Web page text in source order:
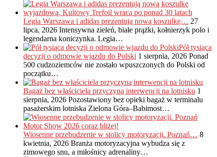
Legia Warszawa i adidas prezentują nową koszulkę… 27
lipca, 2026 Intensywna zieleń, białe prążki, kołnierzyk polo i
legendarna koniczynka. Legia…
Pół tysiąca
decyzji o odmowie wjazdu do Polski 1 sierpnia, 2026 Ponad
500 cudzoziemców nie zostało wpuszczonych do Polski od
początku…
Bagaż bez właściciela przyczyną interwencji na lotnisku 1
sierpnia, 2026 Pozostawiony bez opieki bagaż w terminalu
pasażerskim lotniska Zielona Góra–Babimost…
Wiosenne przebudzenie w stolicy motoryzacji. Poznań… 8
kwietnia, 2026 Branża motoryzacyjna wybudza się z
zimowego snu, a miłośnicy adrenaliny…